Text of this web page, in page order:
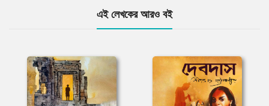
এই লেখকের আরও বই